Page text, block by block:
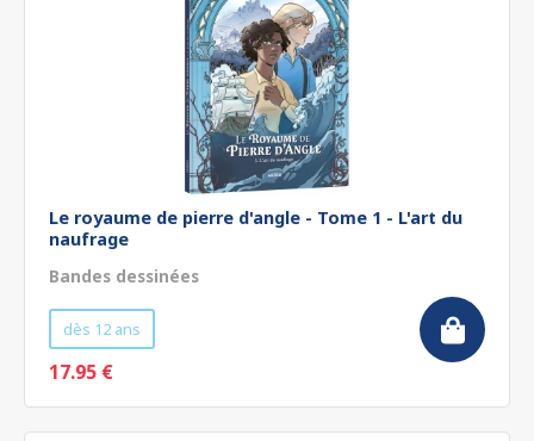
Le royaume de pierre d'angle - Tome 1 - L'art du
naufrage
Bandes dessinées
dès 12 ans
17.95 €